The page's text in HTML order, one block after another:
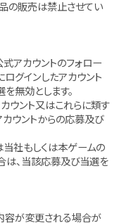
の販売は禁止させてい
アカウントのフォロー
グインしたアカウント
無効とします。
カウント又はこれらに類す
ウントからの応募及び
社もしくは本ゲームの
は、当該応募及び当選を
容が変更される場合が